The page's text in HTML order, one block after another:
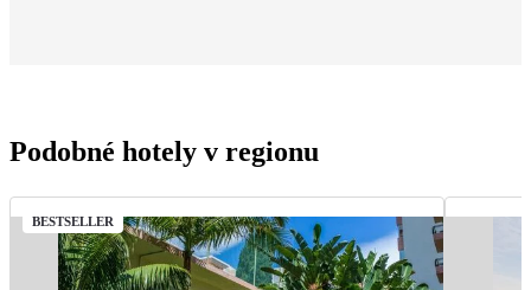
Podobné hotely v regionu
BESTSELLER